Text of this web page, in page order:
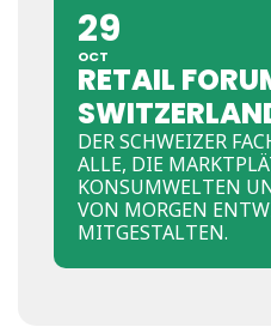
29
OCT
RETAIL
DER SCHWEIZER
ALLE, DIE
KONSUMWELTEN
VON MORGEN
MITGESTALTEN.